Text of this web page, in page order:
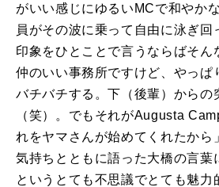
がいい感じにゆるいMCで和やか
員がその波に乗って自由に泳ぎ回
印象をひとことで言うならばそん
仲のいい事務所ですけど、やっぱ
バチバチする。下（後輩）からの
（笑）。でもそれがAugusta
れをヤマさんが始めてくれたから
気持ちとともに語った大橋の言
というとても不思議でとても魅力